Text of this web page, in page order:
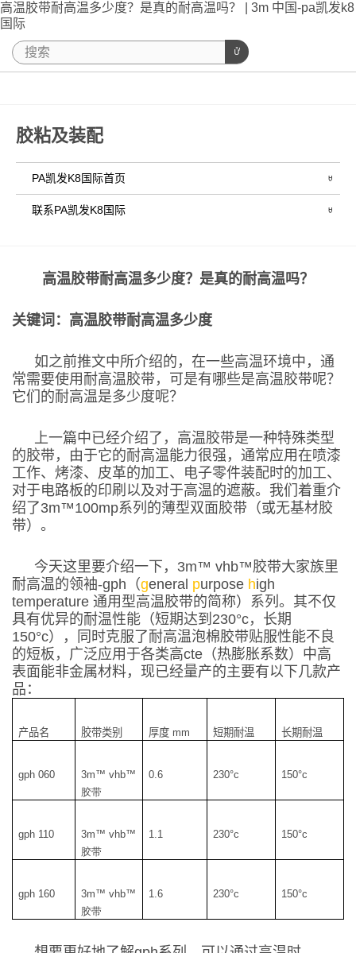
高温胶带耐高温多少度？是真的耐高温吗？ | 3m 中国-pa凯发k8
国际
胶粘及装配
PA凯发K8国际首页
联系PA凯发K8国际
高温胶带耐高温多少度？是真的耐高温吗？
关键词：高温胶带耐高温多少度
如之前推文中所介绍的，在一些高温环境中，通
常需要使用耐高温胶带，可是有哪些是高温胶带呢？
它们的耐高温是多少度呢？
上一篇中已经介绍了，高温胶带是一种特殊类型
的胶带，由于它的耐高温能力很强，通常应用在喷漆
工作、烤漆、皮革的加工、电子零件装配时的加工、
对于电路板的印刷以及对于高温的遮蔽。我们着重介
绍了3m™100mp系列的薄型双面胶带（或无基材胶
带）。
今天这里要介绍一下， 3m™ vhb™胶带大家族里
耐高温的领袖-gph （general purpose high
temperature 通用型高温胶带的简称）系列。其不仅
具有优异的耐温性能（短期达到 230°c，长期
150°c），同时克服了耐高温泡棉胶带贴服性能不良
的短板，广泛应用于各类高cte （热膨胀系数）中高
表面能非金属材料，现已经量产的主要有以下几款产
品：
产品名 胶带类别 厚度 mm 短期耐温 长期耐温
gph 060
3m™ vhb™
胶带
0.6 230°c 150°c
gph 110
3m™ vhb™
胶带
1.1 230°c 150°c
gph 160
3m™ vhb™
胶带
1.6 230°c 150°c